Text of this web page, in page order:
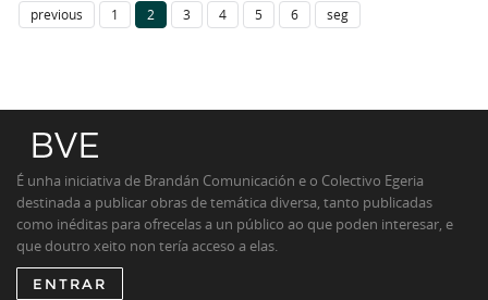
previous 1 2 3 4 5 6 seg
É unha iniciativa de Brandán Comunicación e o Colectivo Egeria
destinada a publicar obras de temática diversa, tanto publicadas
como inéditas para ofrecelas a un público ao que poden interesar, e
que doutro xeito non tería acceso a elas.
ENTRAR